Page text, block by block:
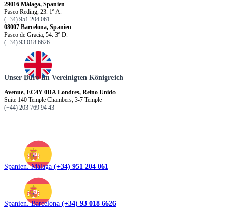
29016 Málaga, Spanien
Paseo Reding, 23. 1º A.
(+34) 951 204 061
08007 Barcelona, Spanien
Paseo de Gracia, 54. 3º D.
(+34) 93 018 6626
Unser Büro Im Vereinigten Königreich
Avenue, EC4Y 0DA Londres, Reino Unido
Suite 140 Temple Chambers, 3-7 Temple
(+44) 203 769 94 43
Spanien. Málaga (+34) 951 204 061
Spanien. Barcelona (+34) 93 018 6626